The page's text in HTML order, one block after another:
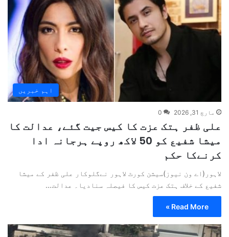
اہم خبریں
مارچ 31, 2026 0
علی ظفر ہتک عزت کا کیس جیت گئے، عدالت کا
میشا شفیع کو 50 لاکھ روپے ہرجانہ ادا
کرنےکا حکم
لاہور(اے ون نیوز)سیشن کورٹ لاہور نےگلوکار علی ظفر کے میشا
شفیع کے خلاف ہتک عزت کیس کا فیصلہ سنادیا۔ عدالت…
Read More »